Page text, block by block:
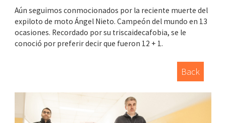
Aún seguimos conmocionados por la reciente muerte del
expiloto de moto Ángel Nieto. Campeón del mundo en 13
ocasiones. Recordado por su triscaidecafobia, se le
conoció por preferir decir que fueron 12 + 1.
Back